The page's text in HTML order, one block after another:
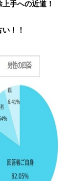
手への近道！
！！